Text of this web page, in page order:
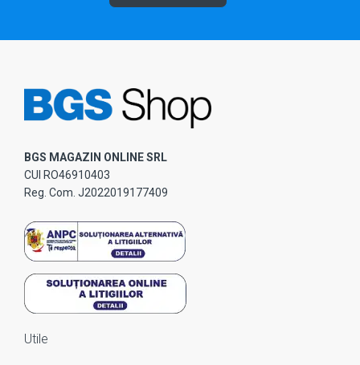
BGS MAGAZIN ONLINE SRL
CUI RO46910403
Reg. Com. J2022019177409
Utile